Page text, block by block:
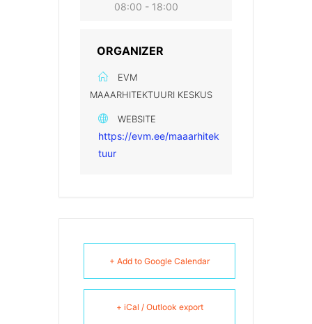
08:00 - 18:00
ORGANIZER
EVM
MAAARHITEKTUURI KESKUS
WEBSITE
https://evm.ee/maaarhitek
tuur
+ Add to Google Calendar
+ iCal / Outlook export